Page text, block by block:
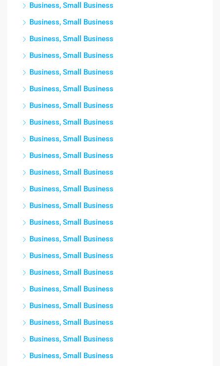
Business, Small Business
Business, Small Business
Business, Small Business
Business, Small Business
Business, Small Business
Business, Small Business
Business, Small Business
Business, Small Business
Business, Small Business
Business, Small Business
Business, Small Business
Business, Small Business
Business, Small Business
Business, Small Business
Business, Small Business
Business, Small Business
Business, Small Business
Business, Small Business
Business, Small Business
Business, Small Business
Business, Small Business
Business, Small Business